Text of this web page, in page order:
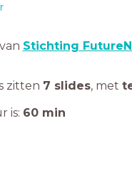
Stichting
zitten 7 slides, met
is: 60 min